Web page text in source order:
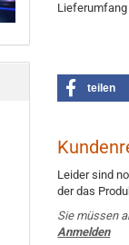
Lieferumfang
teilen
Leider sind
der das
Sie müssen
Anmelden